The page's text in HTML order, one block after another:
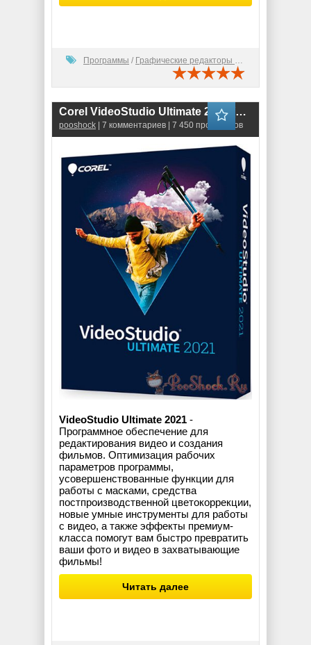
Программы / Графические редакторы (2D)
Corel VideoStudio Ultimate 2021 (24.1.0.299) ENG-RUS
pooshock | 7 комментариев | 7 450 просмотров
VideoStudio Ultimate 2021 -
Программное обеспечение для
редактирования видео и создания
фильмов. Оптимизация рабочих
параметров программы,
усовершенствованные функции для
работы с масками, средства
постпроизводственной цветокоррекции,
новые умные инструменты для работы
с видео, а также эффекты премиум-
класса помогут вам быстро превратить
ваши фото и видео в захватывающие
фильмы!
Читать далее